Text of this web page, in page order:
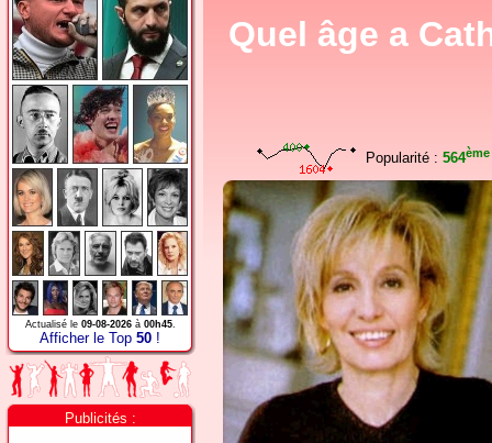
Actualisé le 09-08-2026à 00h45.
Afficher le Top 50 !
Publicités :
Quel âge a
Popularité : 564ème